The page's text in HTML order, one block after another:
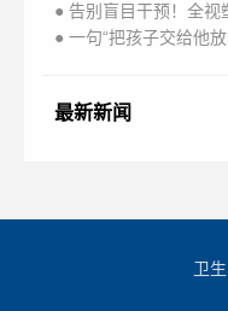
● 告别盲目干预！全
● 一句“把孩子交给他
最新新闻
卫